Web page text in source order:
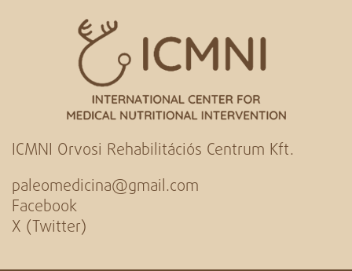
ICMNI Orvosi Rehabilitációs Centrum Kft.
paleomedicina@gmail.com
Facebook
X (Twitter)